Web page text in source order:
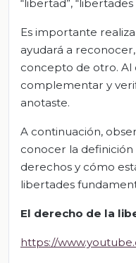
“libertad”,
Es importante
ayudará a
concepto de otro. Al
complementar y
anotaste.
A continuación,
conocer la
derechos y cómo
libertades
El derecho de la
https://